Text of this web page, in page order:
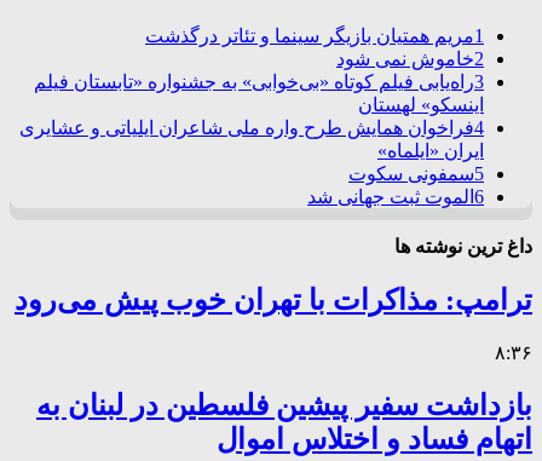
1مریم همتیان بازیگر سینما و تئاتر درگذشت
2خاموش نمی شود
3راه‌یابی فیلم کوتاه «بی‌خوابی» به جشنواره «تابستان فیلم
اینسکو» لهستان
4فراخوان همایش طرح واره ملی شاعران ایلیاتی و عشایری
ایران «ایلماه»
5سمفونی سکوت
6 الموت ثبت جهانی شد
داغ ترین نوشته ها
ترامپ: مذاکرات با تهران خوب پیش می‌رود
۸:۳۶
بازداشت سفیر پیشین فلسطین در لبنان به
اتهام فساد و اختلاس اموال